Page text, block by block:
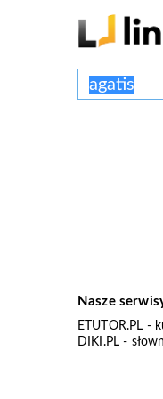
Nasze
ETUTOR.PL -
DIKI.PL -